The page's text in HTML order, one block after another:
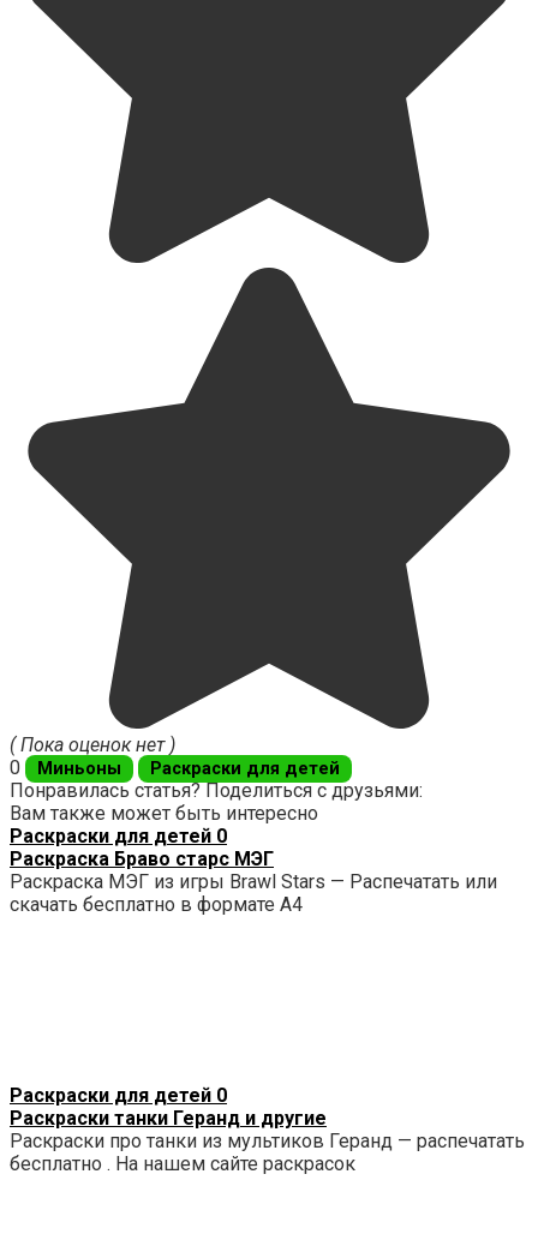
( Пока оценок нет )
0
Миньоны Раскраски для детей
Понравилась статья? Поделиться с друзьями:
Вам также может быть интересно
Раскраски для детей 0
Раскраска Браво старс МЭГ
Раскраска МЭГ из игры Brawl Stars — Распечатать или
скачать бесплатно в формате А4
Раскраски для детей 0
Раскраски танки Геранд и другие
Раскраски про танки из мультиков Геранд — распечатать
бесплатно . На нашем сайте раскрасок